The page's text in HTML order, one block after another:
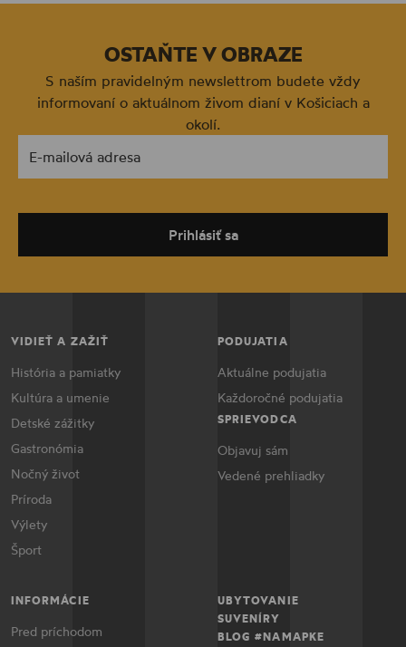
OSTAŇTE V OBRAZE
S naším pravidelným newslettrom budete vždy
informovaní o aktuálnom živom dianí v Košiciach a
okolí.
E-mailová adresa
Prihlásiť sa
VIDIEŤ A ZAŽIŤ
História a pamiatky
Kultúra a umenie
Detské zážitky
Gastronómia
Nočný život
Príroda
Výlety
Šport
PODUJATIA
Aktuálne podujatia
Každoročné podujatia
SPRIEVODCA
Objavuj sám
Vedené prehliadky
INFORMÁCIE
Pred príchodom
UBYTOVANIE
SUVENÍRY
BLOG #NAMAPKE